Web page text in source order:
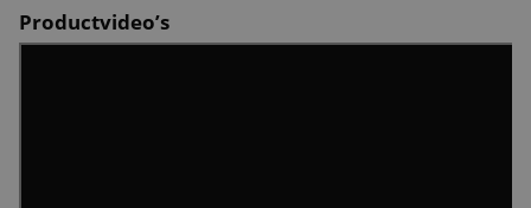
Productvideo’s